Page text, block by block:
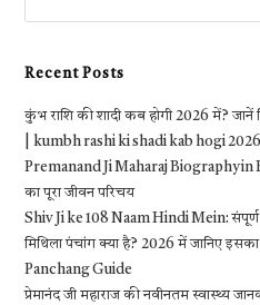
Recent Posts
कुंभ राशि की शादी कब होगी 2026 में? जानें
| kumbh rashi ki shadi kab hogi 2026
Premanand Ji Maharaj Biography in
का पूरा जीवन परिचय
Shiv Ji ke 108 Naam Hindi Mein:
मिथिला पंचांग क्या है? 2026 में जानिए
Panchang Guide
प्रेमानंद जी महाराज की नवीनतम स्वास्थ्य